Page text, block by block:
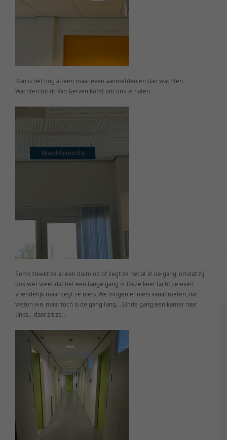
Dan is het nog alleen maar even aanmelden en dan wachten…
Wachten tot dr. Van Gerven komt om ons te halen.
Soms steekt ze al een duim op of zegt ze het al in de gang, omdat zij
ook wel weet dat het een lange gang is. Deze keer lacht ze even
vriendelijk maar zegt ze niets. We mogen er niets vanaf meten, dat
weten we, maar toch is de gang lang… Einde gang een kamer naar
links… daar zit ze…